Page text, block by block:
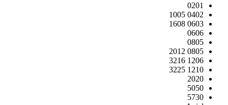
0201
0402 1005
0603 1608
0606
0805
0805 2012
1206 3216
1210 3225
2020
5050
5730